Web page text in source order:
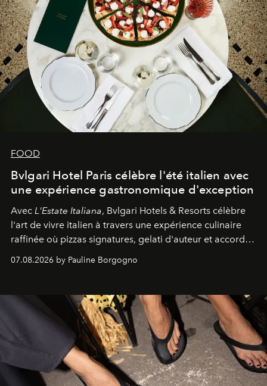
FOOD
Bvlgari Hotel Paris célèbre l'été italien avec
une expérience gastronomique d'exception
Avec L'Estate Italiana, Bvlgari Hotels & Resorts célèbre
l'art de vivre italien à travers une expérience culinaire
raffinée où pizzas signatures, gelati d'auteur et accords
d'exception composent un véritable voyage sensoriel.
07.08.2026 by Pauline Borgogno